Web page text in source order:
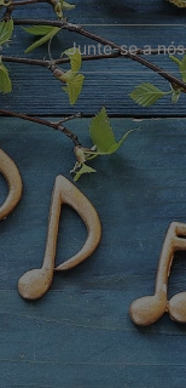
Junte-se a nós